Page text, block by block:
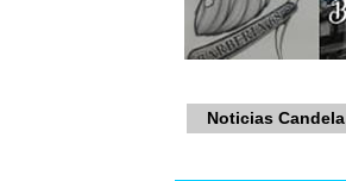
Noticias Candela